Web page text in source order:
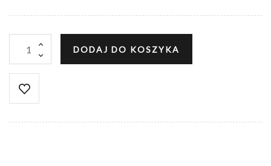
DODAJ DO KOSZYKA